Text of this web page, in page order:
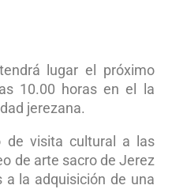
lugar el próximo
10.00 horas en el la
jerezana.
de visita cultural a las
de arte sacro de Jerez
a la adquisición de una